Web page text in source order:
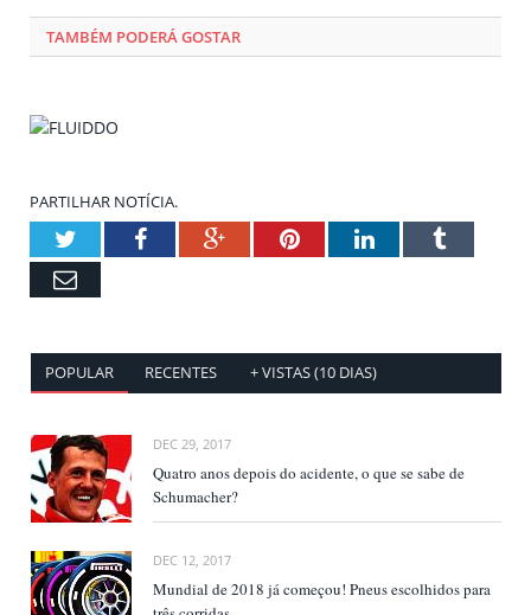
TAMBÉM PODERÁ GOSTAR
PARTILHAR NOTÍCIA.
TwitterFacebookGoogle+PinterestLinkedInTumblr
Email
POPULAR RECENTES + VISTAS (10 DIAS)
DEC 29, 2017
Quatro anos depois do acidente, o que se sabe de
Schumacher?
DEC 12, 2017
Mundial de 2018 já começou! Pneus escolhidos para